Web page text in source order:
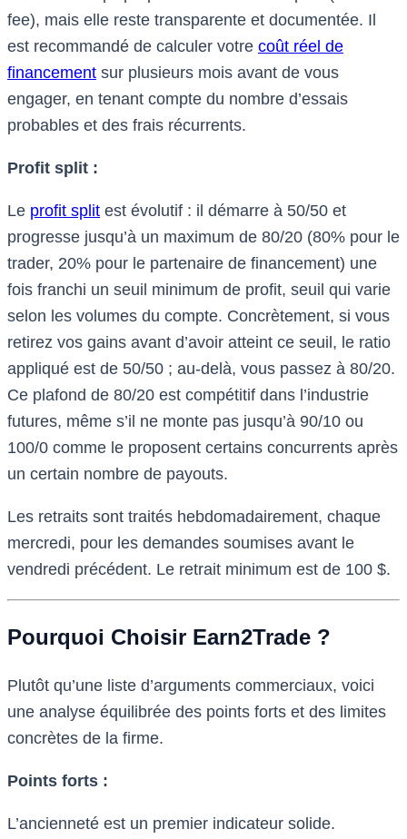
fee), mais elle reste transparente et documentée. Il
est recommandé de calculer votre coût réel de
financement sur plusieurs mois avant de vous
engager, en tenant compte du nombre d’essais
probables et des frais récurrents.
Profit split :
Le profit split est évolutif : il démarre à 50/50 et
progresse jusqu’à un maximum de 80/20 (80% pour le
trader, 20% pour le partenaire de financement) une
fois franchi un seuil minimum de profit, seuil qui varie
selon les volumes du compte. Concrètement, si vous
retirez vos gains avant d’avoir atteint ce seuil, le ratio
appliqué est de 50/50 ; au-delà, vous passez à 80/20.
Ce plafond de 80/20 est compétitif dans l’industrie
futures, même s’il ne monte pas jusqu’à 90/10 ou
100/0 comme le proposent certains concurrents après
un certain nombre de payouts.
Les retraits sont traités hebdomadairement, chaque
mercredi, pour les demandes soumises avant le
vendredi précédent. Le retrait minimum est de 100 $.
Pourquoi Choisir Earn2Trade ?
Plutôt qu’une liste d’arguments commerciaux, voici
une analyse équilibrée des points forts et des limites
concrètes de la firme.
Points forts :
L’ancienneté est un premier indicateur solide.